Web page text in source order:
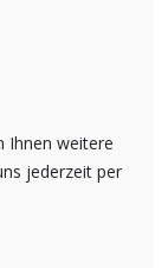
Ihnen weitere
jederzeit per